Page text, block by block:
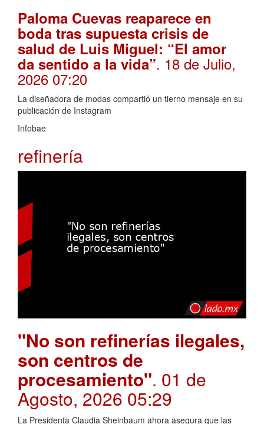
Paloma Cuevas reaparece en
boda tras supuesta crisis de
salud de Luis Miguel: “El amor
da sentido a la vida”. 18 de Julio,
2026 07:20
La diseñadora de modas compartió un tierno mensaje en su
publicación de Instagram
Infobae
refinería
"No son refinerías ilegales,
son centros de
procesamiento". 01 de
Agosto, 2026 05:29
La Presidenta Claudia Sheinbaum ahora asegura que las